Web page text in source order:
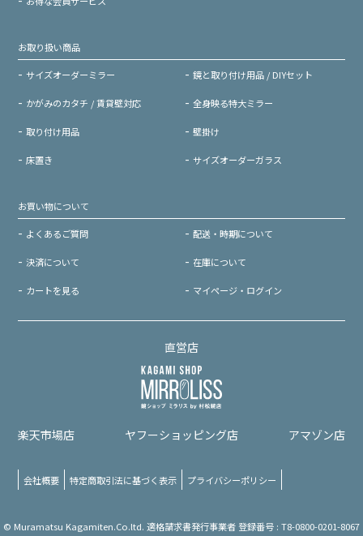
お取り扱い商品
サイズオーダーミラー 鏡と取り付け用品 / DIYセット
かがみのカタチ / 賃貸壁対応 全身映る特大ミラー
取り付け用品 壁掛け
床置き サイズオーダーガラス
お買い物について
よくあるご質問 配送・時期について
決済について 在庫について
カートを見る マイページ・ログイン
直営店
楽天市場店 ヤフーショッピング店 アマゾン店
会社概要 特定商取引法に基づく表示 プライバシーポリシー
© Muramatsu Kagamiten.Co.ltd. 適格請求書発行事業者 登録番号 : T8-0800-0201-8067